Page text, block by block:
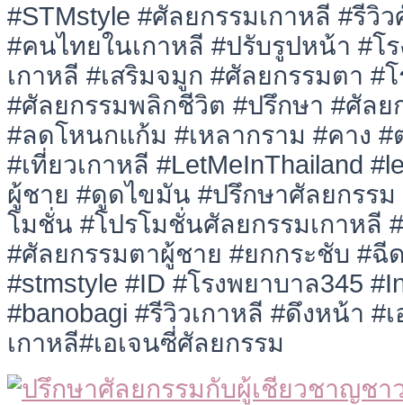
#STMstyle #ศัลยกรรมเกาหลี #รีวิ
#คนไทยในเกาหลี #ปรับรูปหน้า #โ
เกาหลี #เสริมจมูก #ศัลยกรรมตา #
#ศัลยกรรมพลิกชีวิต #ปรึกษา #ศัลย
#ลดโหนกแก้ม #เหลากราม #คาง
#เที่ยวเกาหลี #LetMeInThailand
ผู้ชาย #ดูดไขมัน #ปรึกษาศัลยกรรม
โมชั่น #โปรโมชั่นศัลยกรรมเกาหลี
#ศัลยกรรมตาผู้ชาย #ยกกระชับ #
#stmstyle #ID #โรงพยาบาล345
#banobagi #รีวิวเกาหลี #ดึงหน้า #
เกาหลี#เอเจนซี่ศัลยกรรม